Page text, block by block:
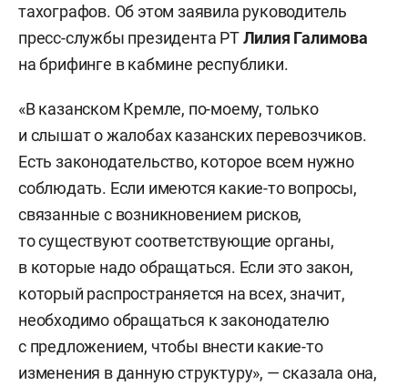
тахографов. Об этом заявила руководитель
пресс-службы президента РТЛилия Галимова
на брифинге в кабмине республики.
«В казанском Кремле, по-моему, только
и слышат о жалобах казанских перевозчиков.
Есть законодательство, которое всем нужно
соблюдать. Если имеются какие-то вопросы,
связанные с возникновением рисков,
то существуют соответствующие органы,
в которые надо обращаться. Если это закон,
который распространяется на всех, значит,
необходимо обращаться к законодателю
с предложением, чтобы внести какие-то
изменения в данную структуру», — сказала она,